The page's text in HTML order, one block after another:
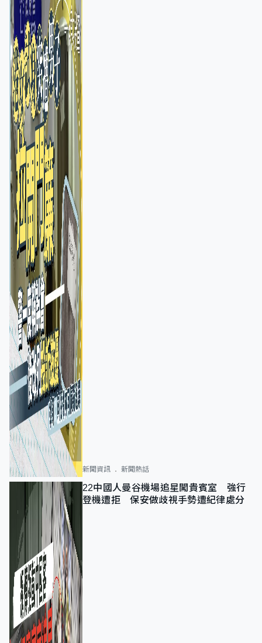
新聞資訊 新聞熱話
22中國人曼谷機場追星闖貴賓室 強行
登機遭拒 保安做歧視手勢遭紀律處分